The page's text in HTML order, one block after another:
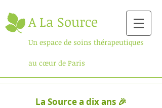
A La Source
Un espace de soins thérapeutiques
au cœur de Paris
La Source a dix ans 🎉